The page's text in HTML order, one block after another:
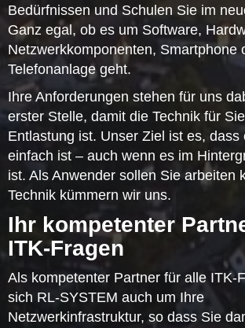
Bedürfnissen und Schulen Sie im
Ganz egal, ob es um Software,
Netzwerkkomponenten, Smartphone
Telefonanlage geht.
Ihre Anforderungen stehen für uns
erster Stelle, damit die Technik für
Entlastung ist. Unser Ziel ist es, dass
einfach ist – auch wenn es im
ist. Als Anwender sollen Sie arbeiten
Technik kümmern wir uns.
Ihr kompetenter
ITK-Fragen
Als kompetenter Partner für alle ITK-
sich RL-SYSTEM auch um Ihre
Netzwerkinfrastruktur, so dass Sie